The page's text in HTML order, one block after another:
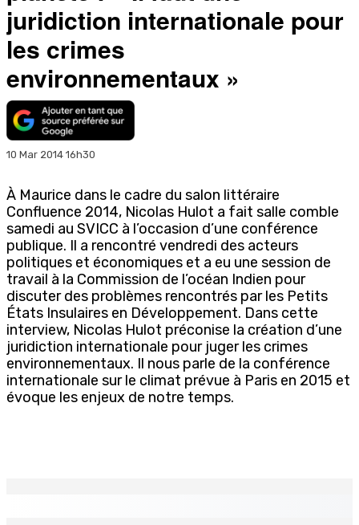
juridiction internationale pour
les crimes
environnementaux »
10 Mar 2014 16h30
À Maurice dans le cadre du salon littéraire
Confluence 2014, Nicolas Hulot a fait salle comble
samedi au SVICC à l’occasion d’une conférence
publique. Il a rencontré vendredi des acteurs
politiques et économiques et a eu une session de
travail à la Commission de l’océan Indien pour
discuter des problèmes rencontrés par les Petits
États Insulaires en Développement. Dans cette
interview, Nicolas Hulot préconise la création d’une
juridiction internationale pour juger les crimes
environnementaux. Il nous parle de la conférence
internationale sur le climat prévue à Paris en 2015 et
évoque les enjeux de notre temps.